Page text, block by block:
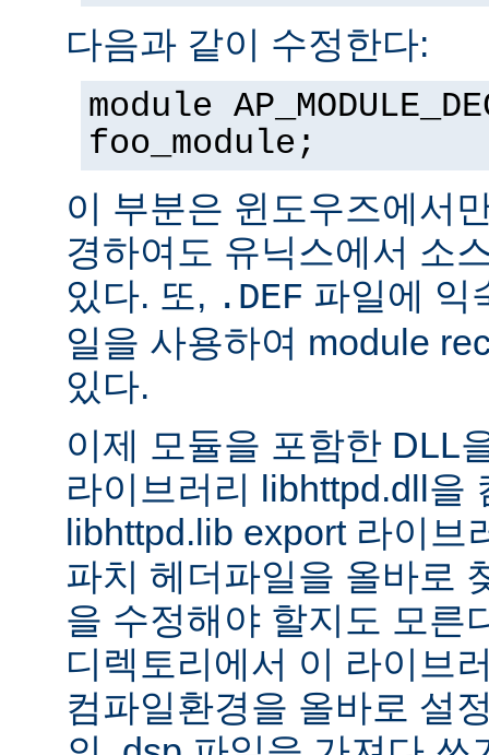
다음과 같이 수정한다:
module
foo_module;
이 부분은 윈도우즈에서
경하여도 유닉스에서 소
있다. 또, .DEF 파일에 익
일을 사용하여 module
있다.
이제 모듈을 포함한 DLL
라이브러리 libhttpd.dll을
libhttpd.lib export 라이브
파치 헤더파일을 올바로
을 수정해야 할지도 모른
디렉토리에서 이 라이브
컴파일환경을 올바로 설